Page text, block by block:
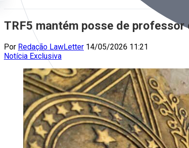
TRF5 mantém posse de
Por Redação LawLetter 14/05/2026 11:21
Notícia Exclusiva